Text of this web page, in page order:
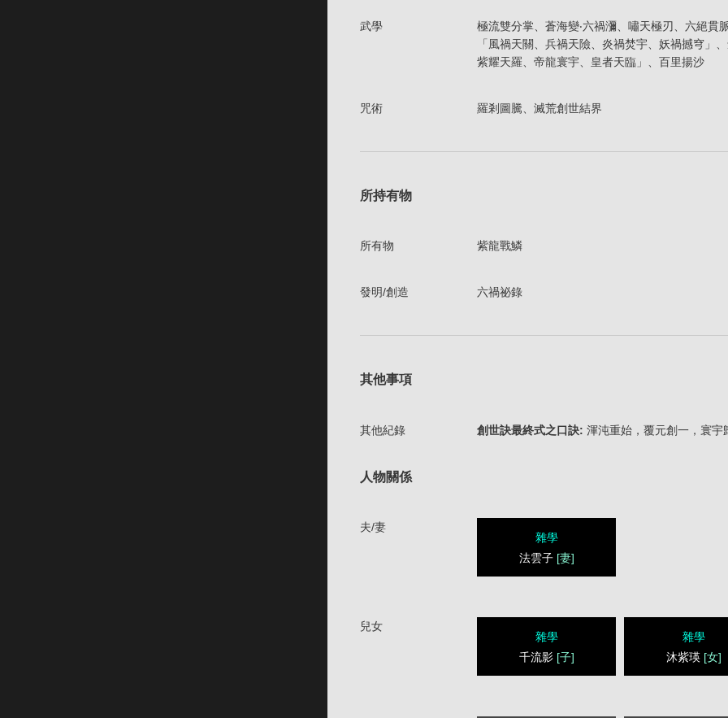
武學
極流雙分掌、蒼海變‧六禍瀰、嘯天極刃、六絕
「風禍天關、兵禍天險、炎禍焚宇、妖禍撼穹」
紫耀天羅、帝龍寰宇、皇者天臨」、百里揚沙
咒術 羅剎圖騰、滅荒創世結界
所持有物
所有物 紫龍戰鱗
發明/創造 六禍祕錄
其他事項
其他紀錄 創世訣最終式之口訣: 渾沌重始，覆元創一，寰宇
人物關係
夫/妻
雜學
法雲子 [妻]
兒女
雜學
千流影 [子]
雜學
沐紫瑛 [女]